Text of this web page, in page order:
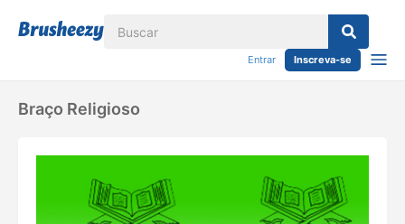
Entrar Inscreva-se
Braço Religioso